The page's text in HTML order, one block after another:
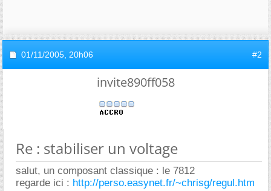
01/11/2005, 20h06 #2
invite890ff058
Re : stabiliser un voltage
salut, un composant classique : le 7812
regarde ici : http://perso.easynet.fr/~chrisg/regul.htm